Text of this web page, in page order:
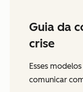
Guia da
crise
Esses
comunicar